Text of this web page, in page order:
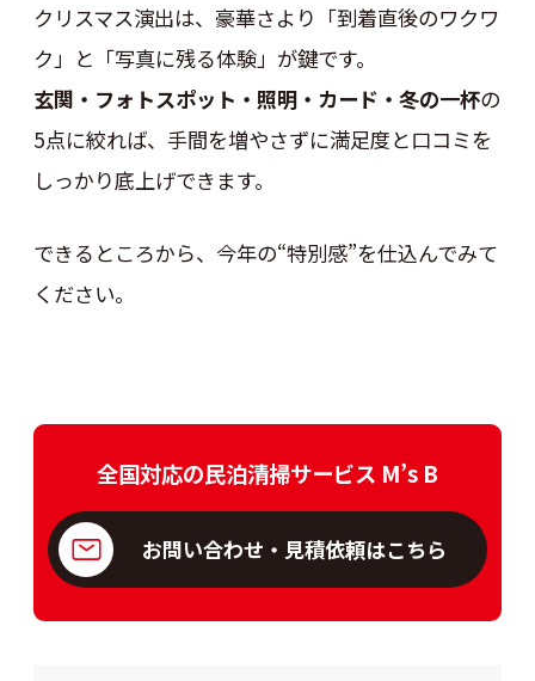
クリスマス演出は、豪華さより「到着直後のワクワ
ク」と「写真に残る体験」が鍵です。
玄関・フォトスポット・照明・カード・冬の一杯の
5点に絞れば、手間を増やさずに満足度と口コミを
しっかり底上げできます。
できるところから、今年の“特別感”を仕込んでみて
ください。
全国対応の民泊清掃サービス M’s B
お問い合わせ・見積依頼はこちら